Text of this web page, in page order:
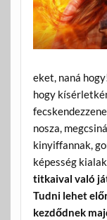
eket, naná
hogy
nosza,
kinyiffannak,
képesség
titkaival való
Tudni lehet
kezdődnek